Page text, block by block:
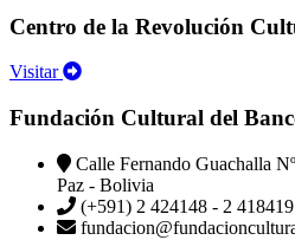
Centro de la Revolución
Visitar
Fundación Cultural del
Calle Fernando Guachalla
Paz - Bolivia
(+591) 2 424148 - 2 418419